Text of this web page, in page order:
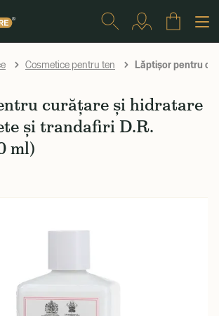
Cosmetice pentru ten Lăptișor pentru
curățare și hidratare
și trandafiri D.R.
ml)